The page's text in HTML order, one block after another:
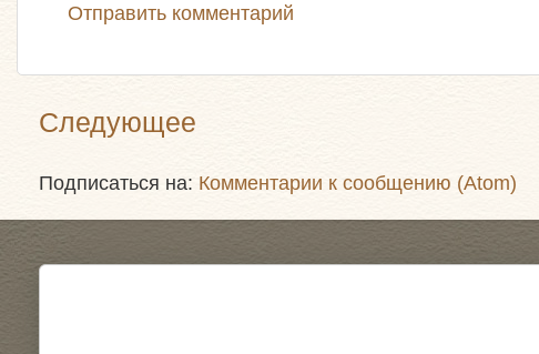
Отправить комментарий
Следующее
Подписаться на: Комментарии к сообщению (Atom)